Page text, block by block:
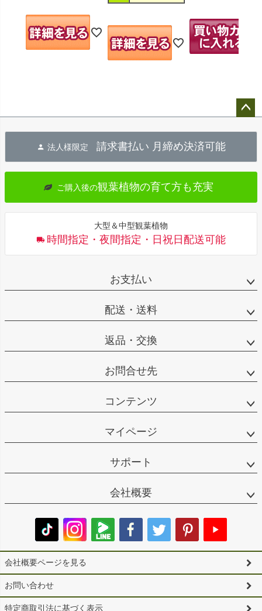
へ
法人様限定 請求書払い 月締め決済可能
ご購入後の観葉植物の育て方も充実
大型＆中型観葉植物
時間指定・夜間指定・日祝日配送可能
お支払い
配送・送料
返品・交換
お問合せ先
コンテンツ
マイページ
サポート
会社概要
会社概要ページを見る
お問い合わせ
特定商取引法に基づく表示